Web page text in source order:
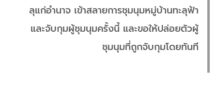
ลุแก่อำนาจ เข้าสลายการชุมนุมหมู่บ้านทะลุฟ้า
และจับกุมผู้ชุมนุมครั้งนี้ และขอให้ปล่อยตัวผู้
ชุมนุมที่ถูกจับกุมโดยทันที